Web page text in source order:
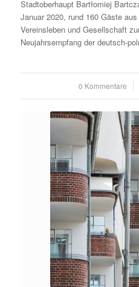
Stadtoberhaupt Bartłomiej
Januar 2020, rund 160 Gäste
Vereinsleben und Gesellschaft
Neujahrsempfang der deutsch-
0 Kommentare
/